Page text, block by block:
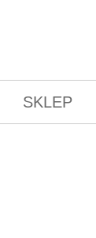
SKLEP